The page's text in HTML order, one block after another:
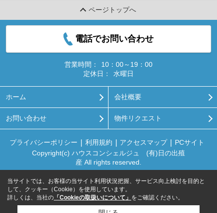
ページトップへ
電話でお問い合わせ
営業時間：
10：00～19：00
定休日：
水曜日
ホーム 会社概要
お問い合わせ 物件リクエスト
プライバシーポリシー 利用規約 アクセスマップ
PCサイト
Copyright(c) ハウスコンシェルジュ (有)日の出殖
産 All rights reserved.
当サイトでは、お客様の当サイト利用状況把握、サービス向上検討を目的と
して、クッキー（Cookie）を使用しています。
詳しくは、当社の 「Cookieの取扱いについて」 をご確認ください。